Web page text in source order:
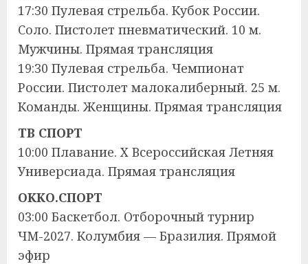
17:30 Пулевая стрельба. Кубок России.
Соло. Пистолет пневматический. 10 м.
Мужчины. Прямая трансляция
19:30 Пулевая стрельба. Чемпионат
России. Пистолет малокалиберный. 25 м.
Команды. Женщины. Прямая трансляция
ТВ СПОРТ
10:00 Плавание. Х Всероссийская Летняя
Универсиада. Прямая трансляция
OKKO.СПОРТ
03:00 Баскетбол. Отборочный турнир
ЧМ-2027. Колумбия — Бразилия. Прямой
эфир